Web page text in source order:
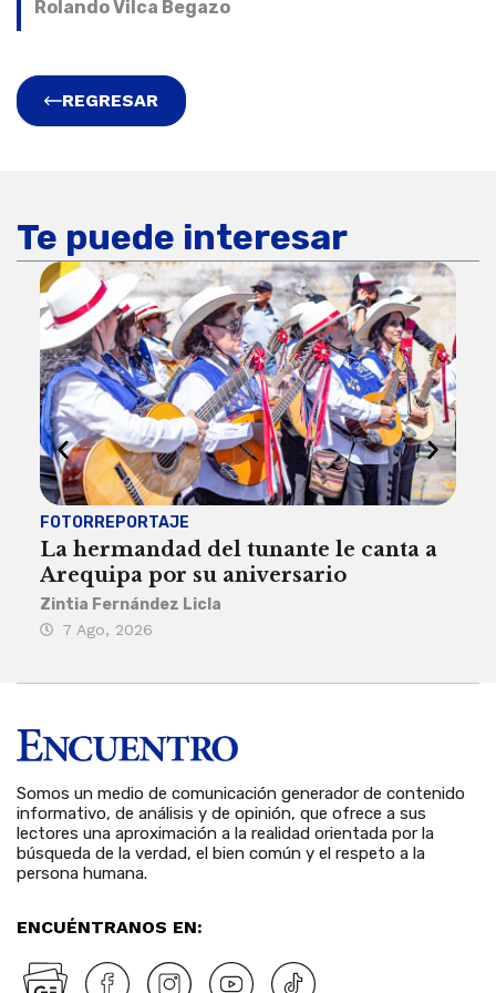
Rolando Vilca Begazo
REGRESAR
Te puede interesar
FOTORREPORTAJE
La hermandad del tunante le canta a
Arequipa por su aniversario
Zintia Fernández Licla
7 Ago, 2026
Somos un medio de comunicación generador de contenido
informativo, de análisis y de opinión, que ofrece a sus
lectores una aproximación a la realidad orientada por la
búsqueda de la verdad, el bien común y el respeto a la
persona humana.
ENCUÉNTRANOS EN: